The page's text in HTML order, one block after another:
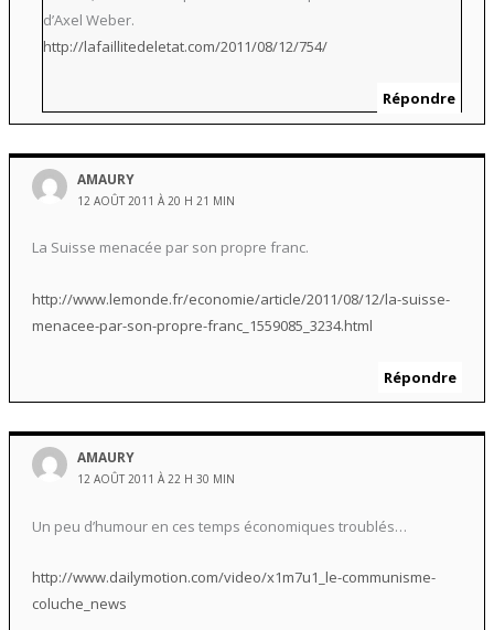
d’Axel Weber.
http://lafaillitedeletat.com/2011/08/12/754/
Répondre
AMAURY
12 AOÛT 2011 À 20 H 21 MIN
La Suisse menacée par son propre franc.
http://www.lemonde.fr/economie/article/2011/08/12/la-suisse-
menacee-par-son-propre-franc_1559085_3234.html
Répondre
AMAURY
12 AOÛT 2011 À 22 H 30 MIN
Un peu d’humour en ces temps économiques troublés…
http://www.dailymotion.com/video/x1m7u1_le-communisme-
coluche_news